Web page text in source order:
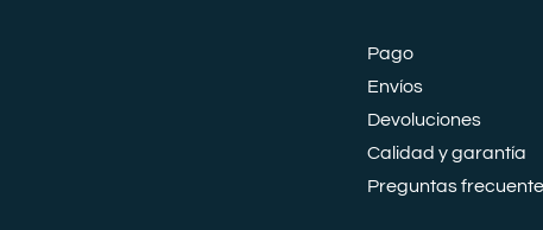
Pago
Envíos
Devoluciones
Calidad y garantía
Preguntas